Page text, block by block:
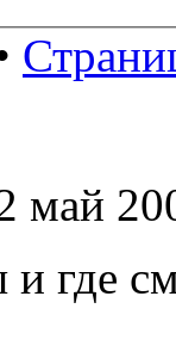
май
где